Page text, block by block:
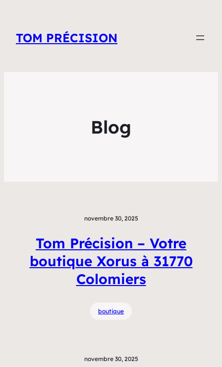
TOM PRÉCISION
Blog
novembre 30, 2025
Tom Précision – Votre
boutique Xorus à 31770
Colomiers
boutique
novembre 30, 2025